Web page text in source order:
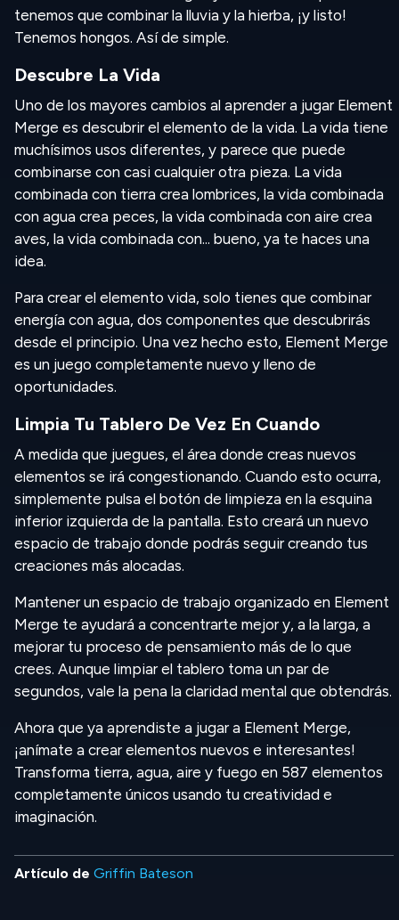
tenemos que combinar la lluvia y la hierba, ¡y listo!
Tenemos hongos. Así de simple.
Descubre La Vida
Uno de los mayores cambios al aprender a jugar Element
Merge es descubrir el elemento de la vida. La vida tiene
muchísimos usos diferentes, y parece que puede
combinarse con casi cualquier otra pieza. La vida
combinada con tierra crea lombrices, la vida combinada
con agua crea peces, la vida combinada con aire crea
aves, la vida combinada con... bueno, ya te haces una
idea.
Para crear el elemento vida, solo tienes que combinar
energía con agua, dos componentes que descubrirás
desde el principio. Una vez hecho esto, Element Merge
es un juego completamente nuevo y lleno de
oportunidades.
Limpia Tu Tablero De Vez En Cuando
A medida que juegues, el área donde creas nuevos
elementos se irá congestionando. Cuando esto ocurra,
simplemente pulsa el botón de limpieza en la esquina
inferior izquierda de la pantalla. Esto creará un nuevo
espacio de trabajo donde podrás seguir creando tus
creaciones más alocadas.
Mantener un espacio de trabajo organizado en Element
Merge te ayudará a concentrarte mejor y, a la larga, a
mejorar tu proceso de pensamiento más de lo que
crees. Aunque limpiar el tablero toma un par de
segundos, vale la pena la claridad mental que obtendrás.
Ahora que ya aprendiste a jugar a Element Merge,
¡anímate a crear elementos nuevos e interesantes!
Transforma tierra, agua, aire y fuego en 587 elementos
completamente únicos usando tu creatividad e
imaginación.
Artículo de Griffin Bateson